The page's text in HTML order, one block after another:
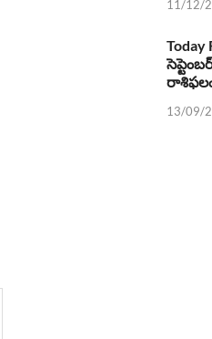
11/12/
Today
13/09/